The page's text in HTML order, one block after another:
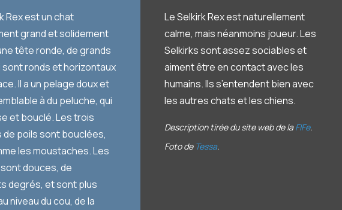
Rex est un chat
grand et solidement
tête ronde, de grands
sont ronds et horizontaux
Il a un pelage doux et
à du peluche, qui
et bouclé. Les trois
de poils sont bouclées,
les moustaches. Les
douces, de
degrés, et sont plus
niveau du cou, de la
Le Selkirk Rex est naturellement
calme, mais néanmoins joueur. Les
Selkirks sont assez sociables et
aiment être en contact avec les
humains. Ils s’entendent bien avec
les autres chats et les chiens.
Description tirée du site web de laFIFe.
Foto de Tessa.